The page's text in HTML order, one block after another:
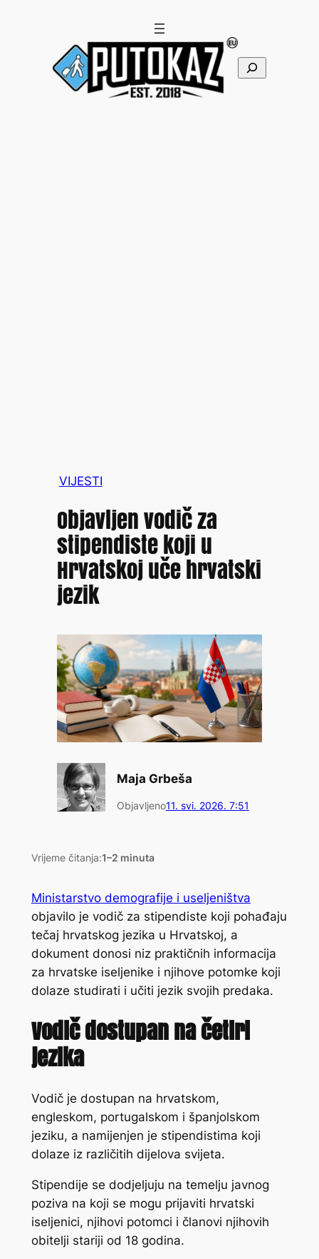
Pretraga
VIJESTI
Objavljen vodič za
stipendiste koji u
Hrvatskoj uče hrvatski
jezik
Maja Grbeša
Objavljeno11. svi. 2026. 7:51
Vrijeme čitanja:1–2 minuta
Ministarstvo demografije i useljeništva
objavilo je vodič za stipendiste koji pohađaju
tečaj hrvatskog jezika u Hrvatskoj, a
dokument donosi niz praktičnih informacija
za hrvatske iseljenike i njihove potomke koji
dolaze studirati i učiti jezik svojih predaka.
Vodič dostupan na četiri
jezika
Vodič je dostupan na hrvatskom,
engleskom, portugalskom i španjolskom
jeziku, a namijenjen je stipendistima koji
dolaze iz različitih dijelova svijeta.
Stipendije se dodjeljuju na temelju javnog
poziva na koji se mogu prijaviti hrvatski
iseljenici, njihovi potomci i članovi njihovih
obitelji stariji od 18 godina.